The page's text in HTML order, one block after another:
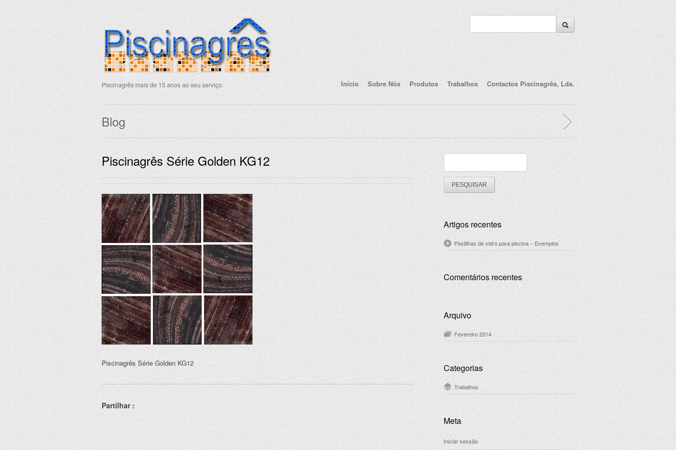
Piscinagrês mais de 15 anos ao seu serviço. Início Sobre Nós Produtos Trabalhos Contactos Piscinagrês, Lda.
Blog
Piscinagrês Série Golden KG12
Piscinagrês Série Golden KG12
Partilhar :
Pesquisar
por:
Artigos recentes
Pastilhas de vidro para piscina – Exemplos
Comentários recentes
Arquivo
Fevereiro 2014
Categorias
Trabalhos
Meta
Iniciar sessão